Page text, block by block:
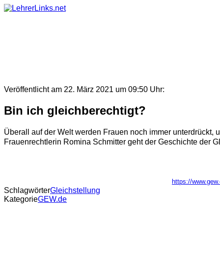
Skip
Veröffentlicht am 22. März 2021 um 09:50 Uhr:
Bin ich gleichberechtigt?
Überall auf der Welt werden Frauen noch immer
Frauenrechtlerin Romina Schmitter geht der Geschichte der
https://
SchlagwörterGleichstellung
KategorieGEW.de